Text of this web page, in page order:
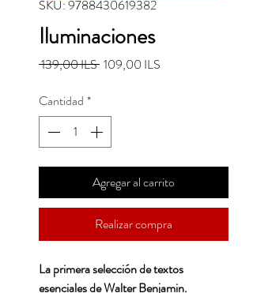
SKU: 9788430619382
Iluminaciones
139,00 ILS Precio
109,00 ILS
Cantidad *
Agregar al carrito
Realizar compra
La primera selección de textos
esenciales de Walter Benjamin.